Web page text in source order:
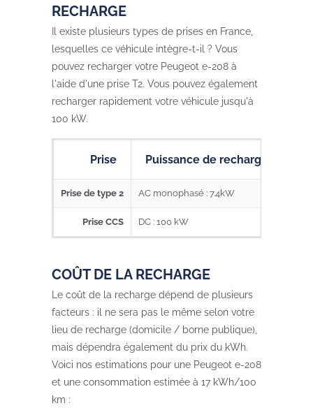
RECHARGE
Il existe plusieurs types de prises en France,
lesquelles ce véhicule intègre-t-il ? Vous
pouvez recharger votre Peugeot e-208 à
l'aide d'une prise T2. Vous pouvez également
recharger rapidement votre véhicule jusqu'à
100 kW.
Prise Puissance de recharge
Prise de type 2 AC monophasé : 7.4kW
Prise CCS DC : 100 kW
COÛT DE LA RECHARGE
Le coût de la recharge dépend de plusieurs
facteurs : il ne sera pas le même selon votre
lieu de recharge (domicile / borne publique),
mais dépendra également du prix du kWh.
Voici nos estimations pour une Peugeot e-208
et une consommation estimée à 17 kWh/100
km :